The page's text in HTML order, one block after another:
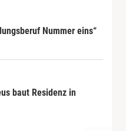
Nummer eins“
baut Residenz in